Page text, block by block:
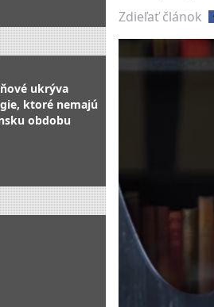
ukrýva
ktoré nemajú
obdobu
Zdieľať článok